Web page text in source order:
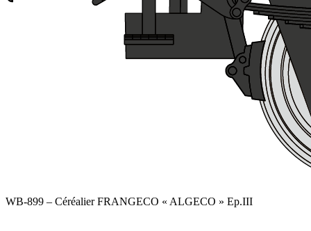
WB-899 – Céréalier FRANGECO « ALGECO » Ep.III